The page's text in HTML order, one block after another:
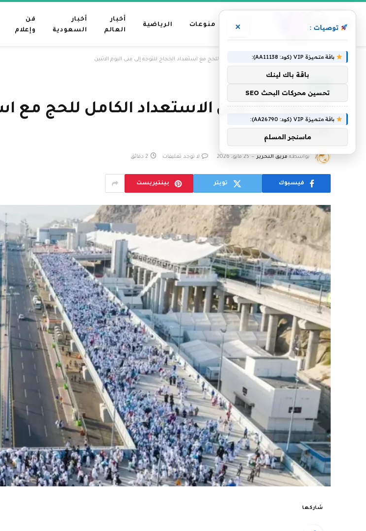
رئيسية
منوعات الرياضية
أخبار
العالم
أخبار
السعودية
فن
وإعلام
الرئيسية » السعودية تعلن الاستعداد الكامل للحج مع استعداد الحجاج للتوجه إلى منى اليوم الاثنين
السعودية تعلن الاستعداد الكامل للحج مع
الاثنين
بواسطة فريق التحرير 25 مايو، 2026 لا توجد تعليقات 2 دقائق
فيسبوك تويتر بينتيريست
شاركها
توصيات : ×
باقة متميزة VIP (كود: AA11138):
باقة باك لينك
تحسين محركات البحث SEO
باقة متميزة VIP (كود: AA26790):
ماسنجر المسلم